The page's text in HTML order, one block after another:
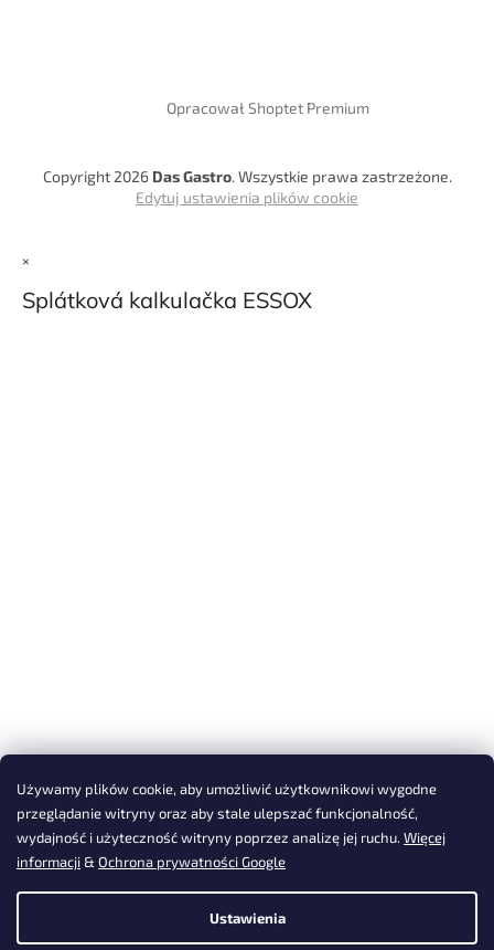
Używamy plików cookie, aby umożliwić użytkownikowi wygodne
przeglądanie witryny oraz aby stale ulepszać funkcjonalność,
wydajność i użyteczność witryny poprzez analizę jej ruchu. Więcej
informacji & Ochrona prywatności Google
Ustawienia
Opracował Shoptet Premium
Copyright 2026 Das Gastro. Wszystkie prawa zastrzeżone.
Edytuj ustawienia plików cookie
×
Splátková kalkulačka ESSOX